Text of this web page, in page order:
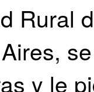
Rural
y le